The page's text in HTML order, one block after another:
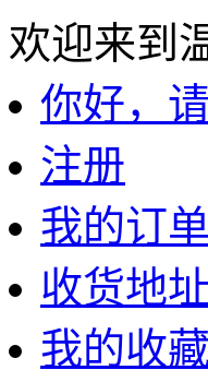
欢迎来到
你好，
注册
我的订单
收货地址
我的收藏